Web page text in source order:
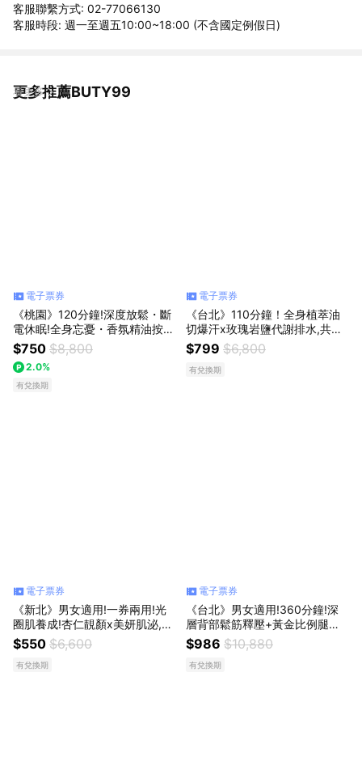
客服聯繫方式: 02-77066130
客服時段: 週一至週五10:00~18:00 (不含國定例假日)
更多推薦BUTY99
看更多
電子票券
《桃園》120分鐘!深度放鬆・斷
電休眠!全身忘憂・香氛精油按摩
SPA,750元
$750 $8,800
2.0%
有兌換期
電子票券
《台北》110分鐘！全身植萃油
切爆汗x玫瑰岩鹽代謝排水,共兩
次799元
$799 $6,800
有兌換期
電子票券
《新北》男女適用!一券兩用!光
圈肌養成!杏仁靚顏x美妍肌泌,55
0元
$550 $6,600
有兌換期
電子票券
《台北》男女適用!360分鐘!深
層背部鬆筋釋壓+黃金比例腿部
曲雕,986元
$986 $10,880
有兌換期